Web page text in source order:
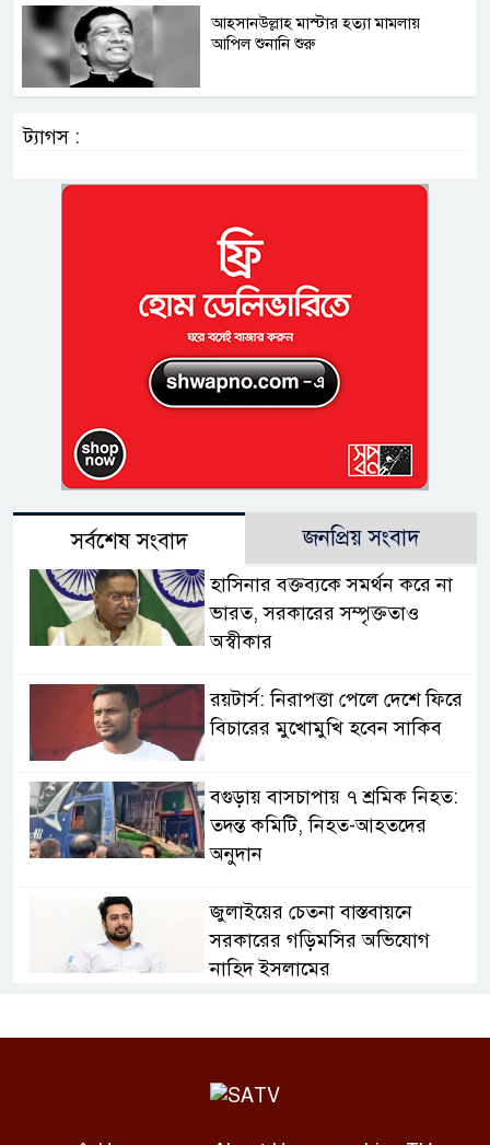
আহসানউল্লাহ মাস্টার হত্যা মামলায়
আপিল শুনানি শুরু
ট্যাগস :
সর্বশেষ সংবাদ জনপ্রিয় সংবাদ
হাসিনার বক্তব্যকে সমর্থন করে না
ভারত, সরকারের সম্পৃক্ততাও
অস্বীকার
রয়টার্স: নিরাপত্তা পেলে দেশে ফিরে
বিচারের মুখোমুখি হবেন সাকিব
বগুড়ায় বাসচাপায় ৭ শ্রমিক নিহত:
তদন্ত কমিটি, নিহত-আহতদের
অনুদান
জুলাইয়ের চেতনা বাস্তবায়নে
সরকারের গড়িমসির অভিযোগ
নাহিদ ইসলামের